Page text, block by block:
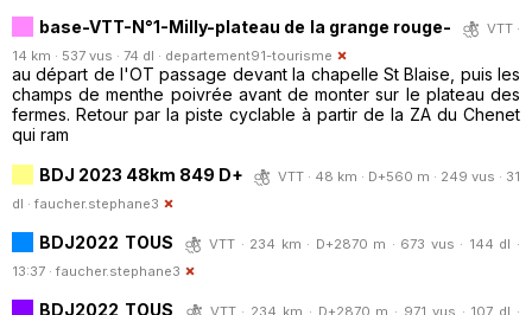
base-VTT-N°1-Milly-plateau de la grange rouge-
VTT ·
14 km · 537 vus · 74 dl · departement91-tourisme
au départ de l'OT passage devant la chapelle St Blaise, puis les
champs de menthe poivrée avant de monter sur le plateau des
fermes. Retour par la piste cyclable à partir de la ZA du Chenet
qui ram
BDJ 2023 48km 849 D+
VTT · 48 km · D+560 m · 249 vus · 31
dl · faucher.stephane3
BDJ2022 TOUS
VTT · 234 km · D+2870 m · 673 vus · 144 dl ·
13:37 · faucher.stephane3
BDJ2022 TOUS VTT · 234 km · D+2870 m · 971 vus · 107 dl ·